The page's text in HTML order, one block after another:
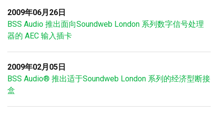
2009年06月26日
BSS Audio 推出面向Soundweb London 系列数字信号处理
器的 AEC 输入插卡
2009年02月05日
BSS Audio® 推出适于Soundweb London 系列的经济型断接
盒